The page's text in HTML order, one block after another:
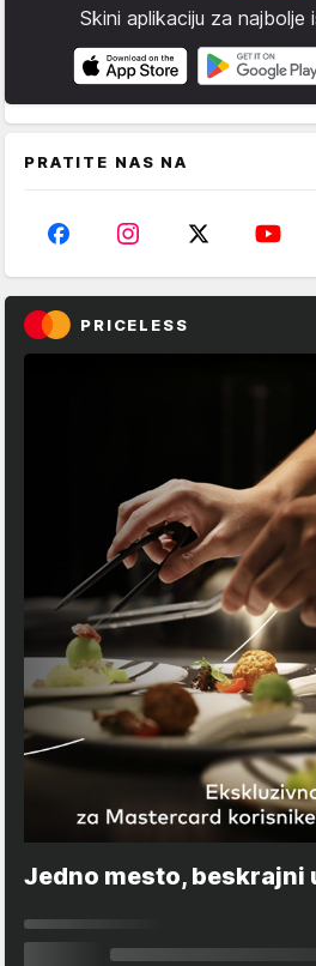
Skini aplikaciju za najbolje
PRATITE NAS NA
PRICELESS
Jedno mesto, beskrajni